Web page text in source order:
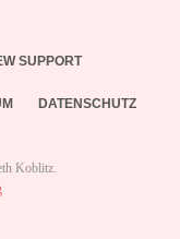
SUPPORT
DATENSCHUTZ
Koblitz.